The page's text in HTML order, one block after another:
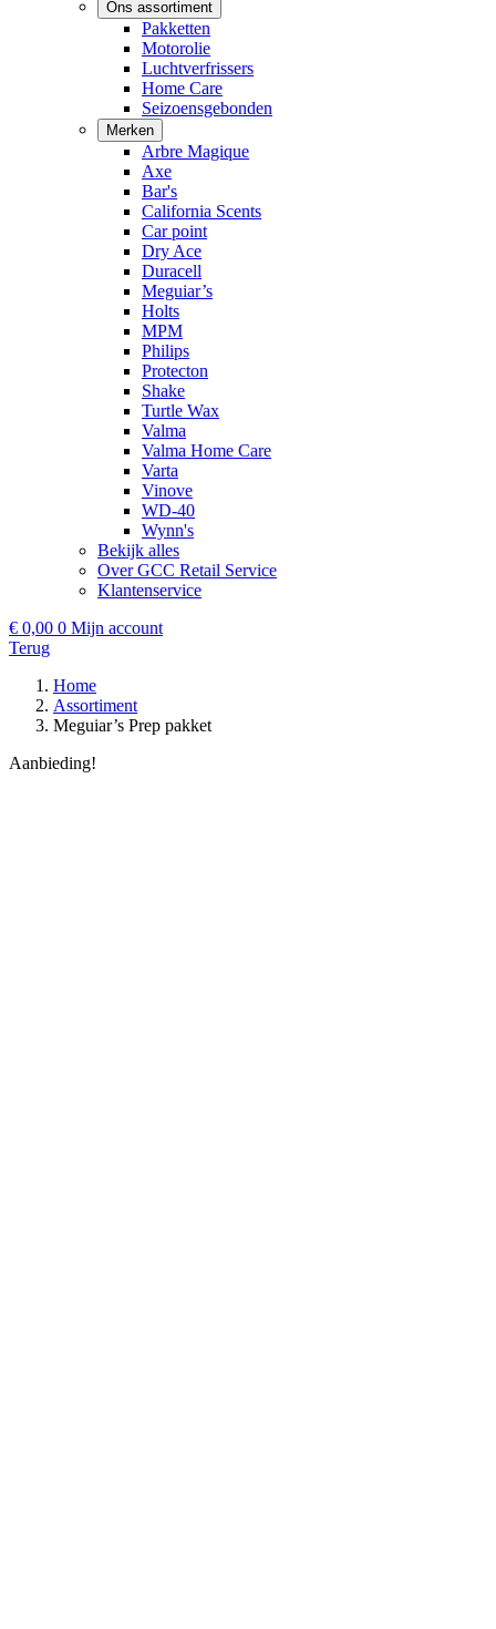
Ons assortiment
Pakketten
Motorolie
Luchtverfrissers
Home Care
Seizoensgebonden
Merken
Arbre Magique
Axe
Bar's
California Scents
Car point
Dry Ace
Duracell
Meguiar’s
Holts
MPM
Philips
Protecton
Shake
Turtle Wax
Valma
Valma Home Care
Varta
Vinove
WD-40
Wynn's
Bekijk alles
Over GCC Retail Service
Klantenservice
€ 0,00 0 Mijn account
Terug
Home
Assortiment
Meguiar’s Prep pakket
Aanbieding!